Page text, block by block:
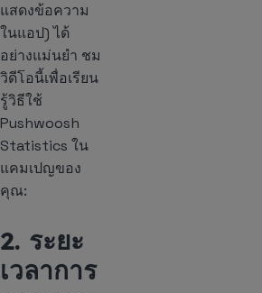
แสดงข้อความ
ในแอป) ได้
อย่างแม่นยำ ชม
วิดีโอนี้เพื่อเรียน
รู้วิธีใช้
Pushwoosh
Statistics ใน
แคมเปญของ
คุณ:
2. ระยะ
เวลาการ